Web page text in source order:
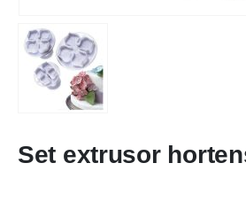
Set extrusor